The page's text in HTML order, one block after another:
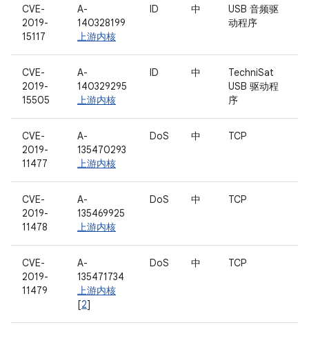
CVE-
2019-
15117
A-
140328199
上游内核
ID 中
USB 音频驱
动程序
CVE-
2019-
15505
A-
140329295
上游内核
ID 中
TechniSat
USB 驱动程
序
CVE-
2019-
11477
A-
135470293
上游内核
DoS 中 TCP
CVE-
2019-
11478
A-
135469925
上游内核
DoS 中 TCP
CVE-
2019-
11479
A-
135471734
上游内核
[2]
DoS 中 TCP